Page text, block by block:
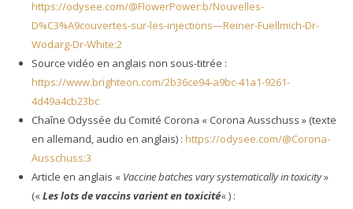
https://odysee.com/@FlowerPower:b/Nouvelles-
D%C3%A9couvertes-sur-les-injections—Reiner-Fuellmich-Dr-
Wodarg-Dr-White:2
Source vidéo en anglais non sous-titrée :
https://www.brighteon.com/2b36ce94-a9bc-41a1-9261-
4d49a4cb23bc
Chaîne Odyssée du Comité Corona « Corona Ausschuss » (texte
en allemand, audio en anglais) : https://odysee.com/@Corona-
Ausschuss:3
Article en anglais « Vaccine batches vary systematically in toxicity»
(«Les lots de vaccins varient en toxicité« ) :